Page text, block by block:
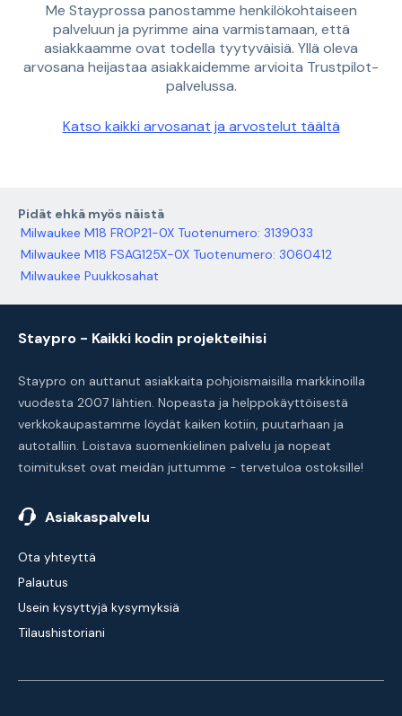
Me Stayprossa panostamme henkilökohtaiseen
palveluun ja pyrimme aina varmistamaan, että
asiakkaamme ovat todella tyytyväisiä. Yllä oleva
arvosana heijastaa asiakkaidemme arvioita Trustpilot-
palvelussa.
Katso kaikki arvosanat ja arvostelut täältä
Pidät ehkä myös näistä
Milwaukee M18 FROP21-0X Tuotenumero: 3139033
Milwaukee M18 FSAG125X-0X Tuotenumero: 3060412
Milwaukee Puukkosahat
Staypro - Kaikki kodin projekteihisi
Staypro on auttanut asiakkaita pohjoismaisilla markkinoilla
vuodesta 2007 lähtien. Nopeasta ja helppokäyttöisestä
verkkokaupastamme löydät kaiken kotiin, puutarhaan ja
autotalliin. Loistava suomenkielinen palvelu ja nopeat
toimitukset ovat meidän juttumme - tervetuloa ostoksille!
Asiakaspalvelu
Ota yhteyttä
Palautus
Usein kysyttyjä kysymyksiä
Tilaushistoriani